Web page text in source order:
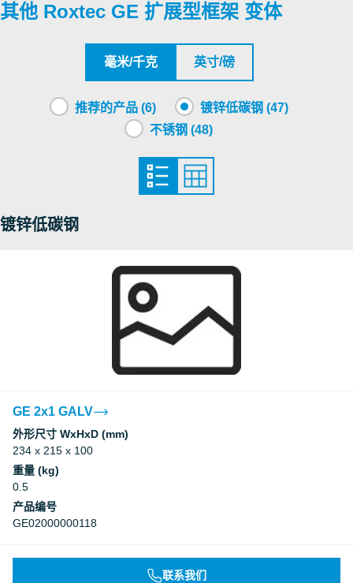
其他 Roxtec GE 扩展型框架 变体
毫米/千克 英寸/磅
推荐的产品 (6)
镀锌低碳钢 (47)
不锈钢 (48)
镀锌低碳钢
GE 2x1 GALV
外形尺寸 WxHxD (mm)
234 x 215 x 100
重量 (kg)
0.5
产品编号
GE02000000118
联系我们